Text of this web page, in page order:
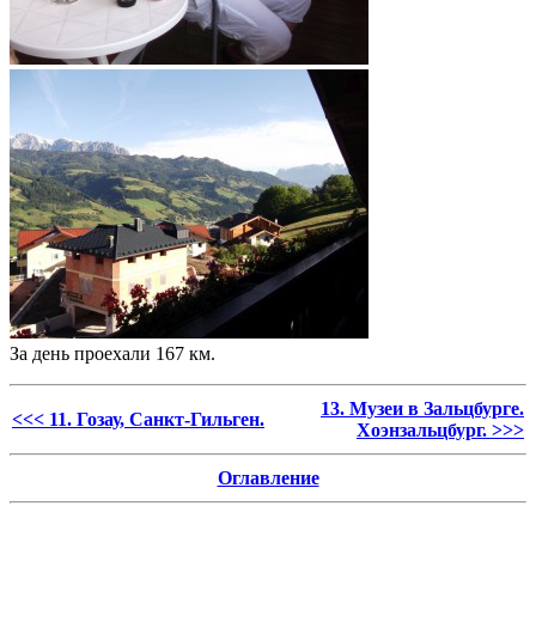
За день проехали 167 км.
<<< 11. Гозау, Санкт-Гильген.
13. Музеи в Зальцбурге.
Хоэнзальцбург. >>>
Оглавление